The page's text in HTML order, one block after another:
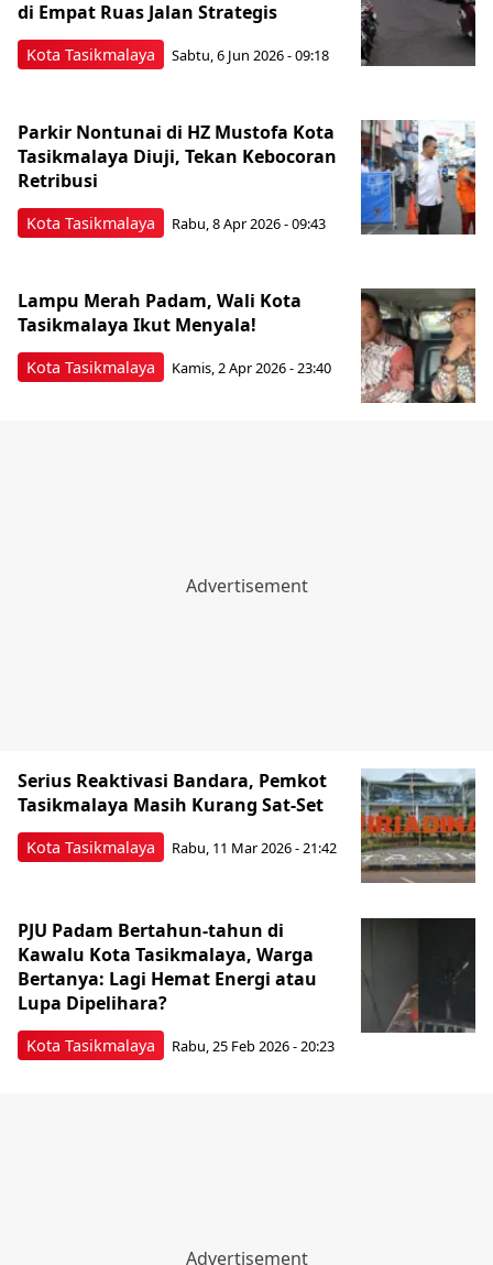
Kota Tasikmalaya
di Empat Ruas Jalan Strategis
Sabtu, 6 Jun 2026 - 09:18
Kota Tasikmalaya
Parkir Nontunai di HZ Mustofa Kota
Tasikmalaya Diuji, Tekan Kebocoran
Retribusi
Rabu, 8 Apr 2026 - 09:43
Kota Tasikmalaya
Lampu Merah Padam, Wali Kota
Tasikmalaya Ikut Menyala!
Kamis, 2 Apr 2026 - 23:40
Kota Tasikmalaya
Serius Reaktivasi Bandara, Pemkot
Tasikmalaya Masih Kurang Sat-Set
Rabu, 11 Mar 2026 - 21:42
Kota Tasikmalaya
PJU Padam Bertahun-tahun di
Kawalu Kota Tasikmalaya, Warga
Bertanya: Lagi Hemat Energi atau
Lupa Dipelihara?
Rabu, 25 Feb 2026 - 20:23